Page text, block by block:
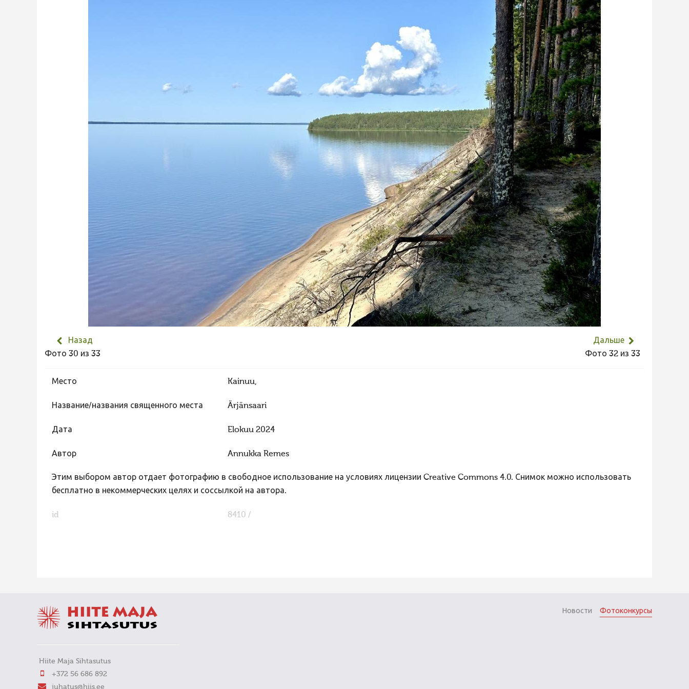
Назад
Фото 30 из 33
Дальше
Фото 32 из 33
Место Kainuu,
Название/названия священного места Ärjänsaari
Дата Elokuu 2024
Автор Annukka Remes
Этим выбором автор отдает фотографию в свободное использование на условиях лицензии Creative Commons 4.0. Снимок можно использовать
бесплатно в некоммерческих целях и соссылкой на автора.
id 8410 /
Hiite Maja Sihtasutus
+372 56 686 892
juhatus@hiis.ee
Новости Фотоконкурсы